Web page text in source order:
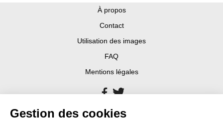
À propos
Contact
Utilisation des images
FAQ
Mentions légales
Gestion des cookies